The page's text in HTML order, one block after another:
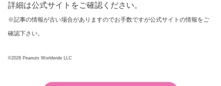
詳細は公式サイトをご確認ください。
※記事の情報が古い場合がありますのでお手数ですが公式サイトの情報をご
確認下さい。
©2026 Peanuts Worldwide LLC